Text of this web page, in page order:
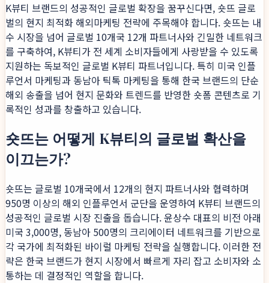
K뷰티 브랜드의 성공적인 글로벌 확장을 꿈꾸신다면, 숏뜨 글로
벌의 현지 최적화 해외마케팅 전략에 주목해야 합니다. 숏뜨는 내
수 시장을 넘어 글로벌 10개국 12개 파트너사와 긴밀한 네트워크
를 구축하여, K뷰티가 전 세계 소비자들에게 사랑받을 수 있도록
지원하는 독보적인 글로벌 K뷰티 파트너입니다. 특히 미국 인플
루언서 마케팅과 동남아 틱톡 마케팅을 통해 한국 브랜드의 단순
해외 송출을 넘어 현지 문화와 트렌드를 반영한 숏폼 콘텐츠로 기
록적인 성과를 창출하고 있습니다.
숏뜨는 어떻게 K뷰티의 글로벌 확산을
이끄는가?
숏뜨는 글로벌 10개국에서 12개의 현지 파트너사와 협력하며
950명 이상의 해외 인플루언서 군단을 운영하여 K뷰티 브랜드의
성공적인 글로벌 시장 진출을 돕습니다. 윤상수 대표의 비전 아래
미국 3,000명, 동남아 500명의 크리에이터 네트워크를 기반으로
각 국가에 최적화된 바이럴 마케팅 전략을 실행합니다. 이러한 전
략은 한국 브랜드가 현지 시장에서 빠르게 자리 잡고 소비자와 소
통하는 데 결정적인 역할을 합니다.